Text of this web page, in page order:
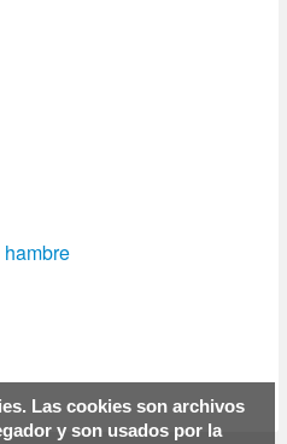
Las cookies son archivos
y son usados por la